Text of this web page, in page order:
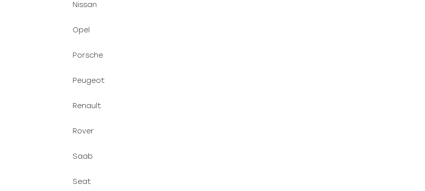
Nissan
Opel
Porsche
Peugeot
Renault
Rover
Saab
Seat